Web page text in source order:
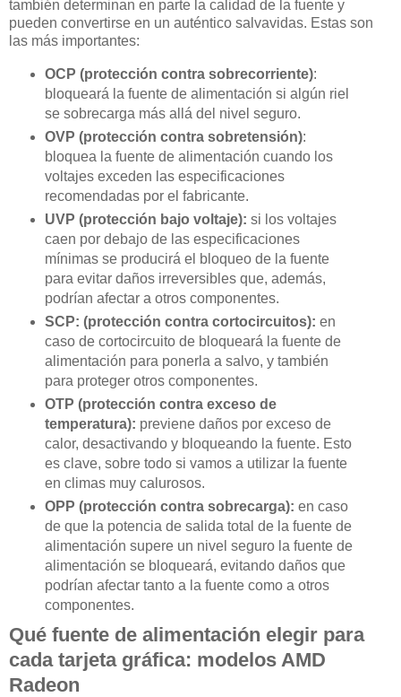
también determinan en parte la calidad de la fuente y
pueden convertirse en un auténtico salvavidas. Estas son
las más importantes:
OCP (protección contra sobrecorriente):
bloqueará la fuente de alimentación si algún riel
se sobrecarga más allá del nivel seguro.
OVP (protección contra sobretensión):
bloquea la fuente de alimentación cuando los
voltajes exceden las especificaciones
recomendadas por el fabricante.
UVP (protección bajo voltaje): si los voltajes
caen por debajo de las especificaciones
mínimas se producirá el bloqueo de la fuente
para evitar daños irreversibles que, además,
podrían afectar a otros componentes.
SCP: (protección contra cortocircuitos): en
caso de cortocircuito de bloqueará la fuente de
alimentación para ponerla a salvo, y también
para proteger otros componentes.
OTP (protección contra exceso de
temperatura): previene daños por exceso de
calor, desactivando y bloqueando la fuente. Esto
es clave, sobre todo si vamos a utilizar la fuente
en climas muy calurosos.
OPP (protección contra sobrecarga): en caso
de que la potencia de salida total de la fuente de
alimentación supere un nivel seguro la fuente de
alimentación se bloqueará, evitando daños que
podrían afectar tanto a la fuente como a otros
componentes.
Qué fuente de alimentación elegir para
cada tarjeta gráfica: modelos AMD
Radeon